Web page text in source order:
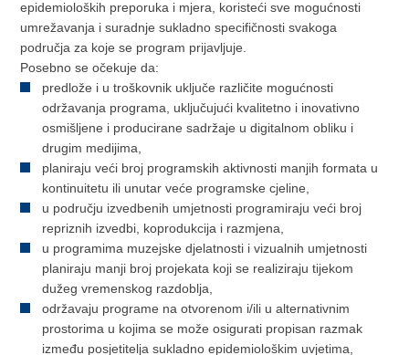
epidemioloških preporuka i mjera, koristeći sve mogućnosti
umrežavanja i suradnje sukladno specifičnosti svakoga
područja za koje se program prijavljuje.
Posebno se očekuje da:
predlože i u troškovnik uključe različite mogućnosti
održavanja programa, uključujući kvalitetno i inovativno
osmišljene i producirane sadržaje u digitalnom obliku i
drugim medijima,
planiraju veći broj programskih aktivnosti manjih formata u
kontinuitetu ili unutar veće programske cjeline,
u području izvedbenih umjetnosti programiraju veći broj
repriznih izvedbi, koprodukcija i razmjena,
u programima muzejske djelatnosti i vizualnih umjetnosti
planiraju manji broj projekata koji se realiziraju tijekom
dužeg vremenskog razdoblja,
održavaju programe na otvorenom i/ili u alternativnim
prostorima u kojima se može osigurati propisan razmak
između posjetitelja sukladno epidemiološkim uvjetima,